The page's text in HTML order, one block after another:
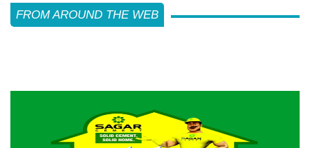
FROM AROUND THE WEB